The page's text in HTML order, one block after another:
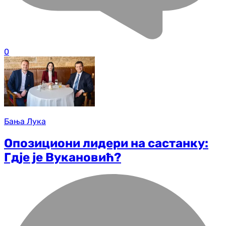
0
Бања Лука
Опозициони лидери на састанку:
Гдје је Вукановић?